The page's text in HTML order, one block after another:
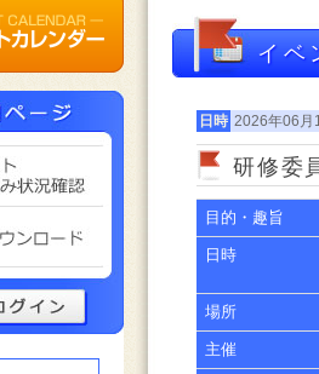
イベ
日時 2026年06月
研修委
目的・趣旨
日時
場所
主催
イベント申し込み状況確認
文書ダウンロード